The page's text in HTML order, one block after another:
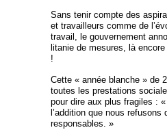
Sans tenir compte des
et travailleurs comme de
travail, le gouvernement
litanie de mesures, là
!
Cette « année blanche » de
toutes les prestations
pour dire aux plus fragiles :
l’addition que nous
responsables. »